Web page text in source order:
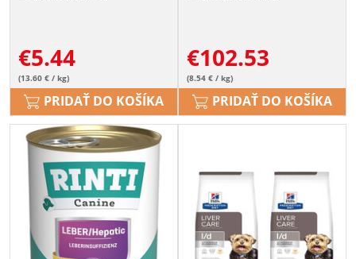
€5.44
(13.60 € / kg)
PRIDAŤ DO KOŠÍKA
€102.53
(8.54 € / kg)
PRIDAŤ DO KOŠÍKA